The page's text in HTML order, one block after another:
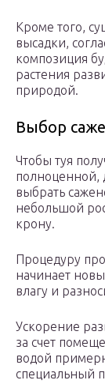
Кроме того,
высадки,
композиция
растения
природой.
Выбор
Чтобы туя
полноценной,
выбрать
небольшой
крону.
Процедуру
начинает
влагу и
Ускорение
за счет
водой
специальный